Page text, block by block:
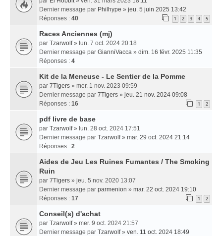
Dernier message par Philhype » jeu. 5 juin 2025 13:42
Réponses : 40 1 2 3 4 5
Races Anciennes (mj)
par Tzarwolf» lun. 7 oct. 2024 20:18
Dernier message par GianniVacca » dim. 16 févr. 2025 11:35
Réponses : 4
Kit de la Meneuse - Le Sentier de la Pomme
par 7Tigers » mer. 1 nov. 2023 09:59
Dernier message par 7Tigers » jeu. 21 nov. 2024 09:08
Réponses : 16 1 2
pdf livre de base
par Tzarwolf» lun. 28 oct. 2024 17:51
Dernier message par Tzarwolf» mar. 29 oct. 2024 21:14
Réponses : 2
Aides de Jeu Les Ruines Fumantes / The Smoking
Ruin
par 7Tigers » jeu. 5 nov. 2020 13:07
Dernier message par parmenion » mar. 22 oct. 2024 19:10
Réponses : 17 1 2
Conseil(s) d'achat
par Tzarwolf» mer. 9 oct. 2024 21:57
Dernier message par Tzarwolf» ven. 11 oct. 2024 18:49